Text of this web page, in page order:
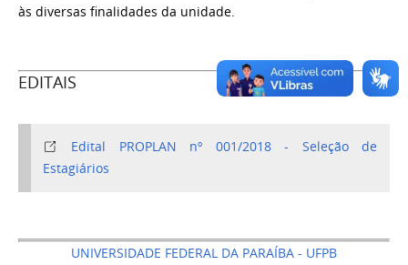
às diversas finalidades da unidade.
EDITAIS
Edital PROPLAN nº 001/2018 - Seleção de
Estagiários
UNIVERSIDADE FEDERAL DA PARAÍBA - UFPB